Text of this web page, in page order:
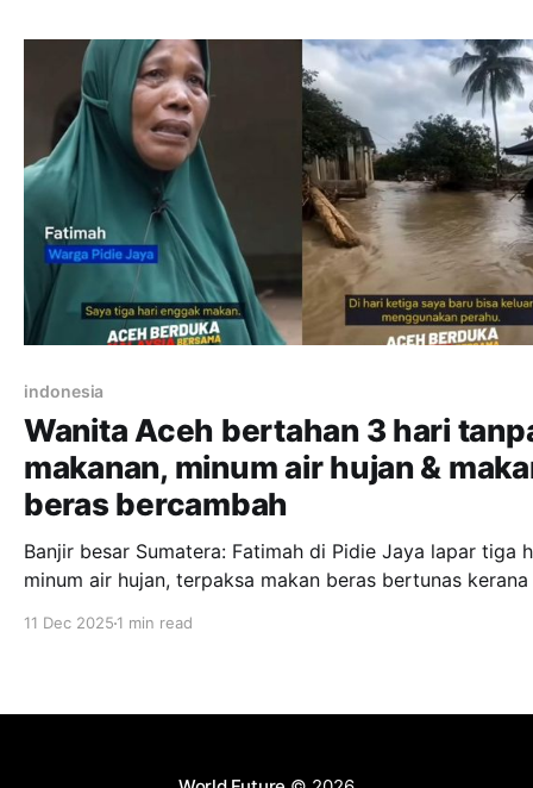
indonesia
Wanita Aceh bertahan 3 hari
makanan, minum air hujan &
beras bercambah
Banjir besar Sumatera: Fatimah di Pidie Jaya lapar tiga
minum air hujan, terpaksa makan beras bertunas
11 Dec 2025 1 min read